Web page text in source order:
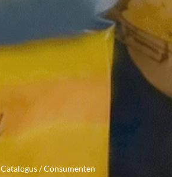
Catalogus/Consumenten